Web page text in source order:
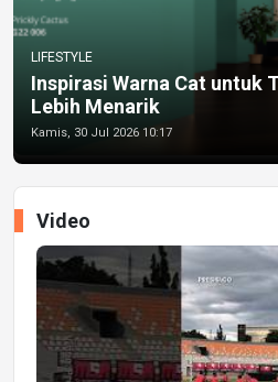
LIFESTYLE
Inspirasi Warna Cat untuk
Lebih Menarik
Kamis, 30 Jul 2026 10:17
Video